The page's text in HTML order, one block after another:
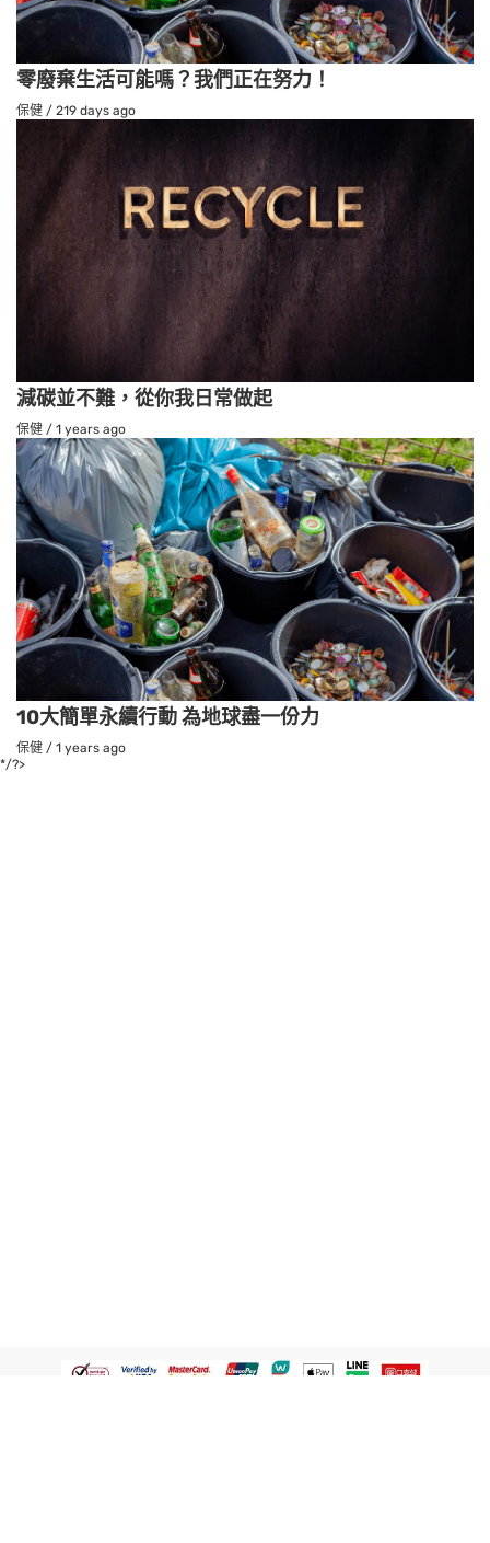
零廢棄生活可能嗎？我們正在努力！
保健 / 219 days ago
減碳並不難，從你我日常做起
保健 / 1 years ago
10大簡單永續行動 為地球盡一份力
保健 / 1 years ago
*/?>